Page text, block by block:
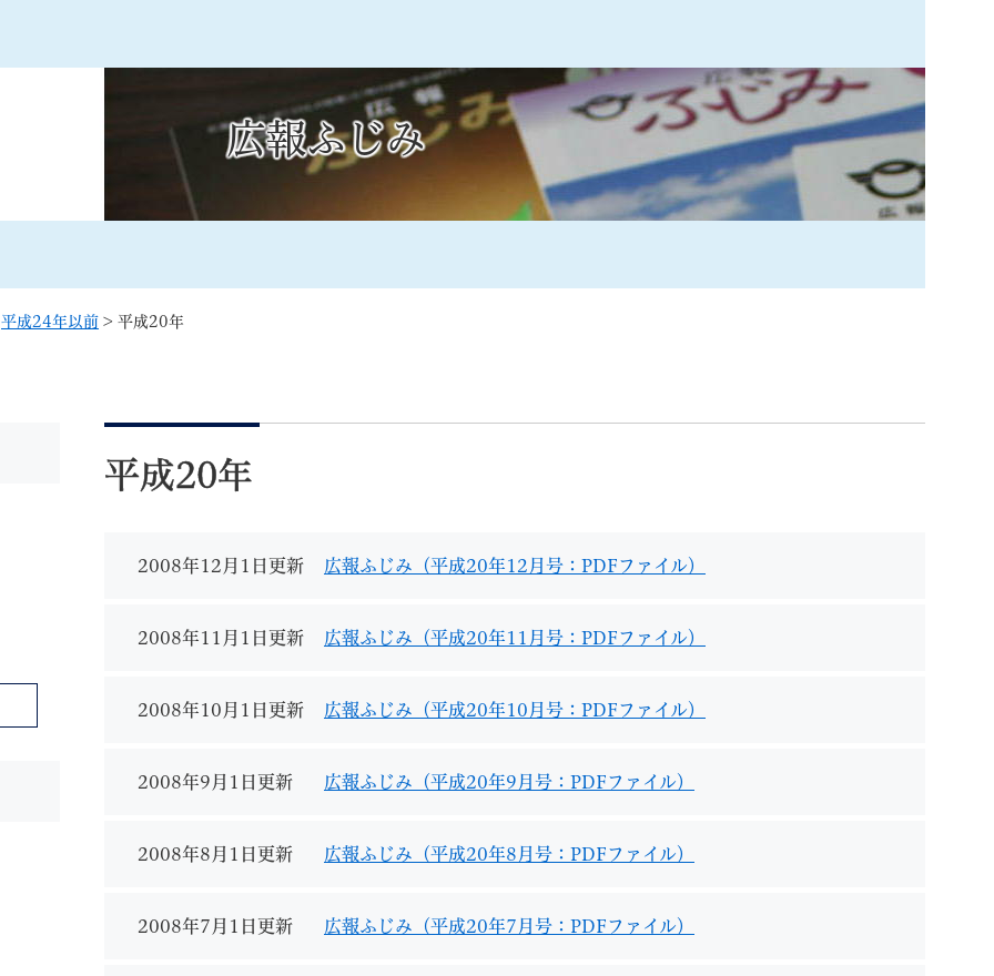
すべて ページ PDF 記事ID検索
特別定額給付金
教育
広報ふじみ
平成24年以前 > 平成20年
文
平成20年
2008年12月1日更新 広報ふじみ（平成20年12月号：PDFファイル）
2008年11月1日更新 広報ふじみ（平成20年11月号：PDFファイル）
2008年10月1日更新 広報ふじみ（平成20年10月号：PDFファイル）
2008年9月1日更新 広報ふじみ（平成20年9月号：PDFファイル）
2008年8月1日更新 広報ふじみ（平成20年8月号：PDFファイル）
2008年7月1日更新 広報ふじみ（平成20年7月号：PDFファイル）